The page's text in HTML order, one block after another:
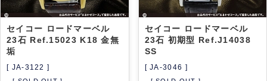
セイコー ロードマーベル
23石 Ref.15023 K18 金無
垢
[ JA-3122 ]
セイコー ロードマーベル
23石 初期型 Ref.J14038
SS
[ JA-3046 ]